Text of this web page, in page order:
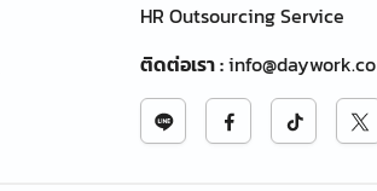
HR Outsourcing Service
ติดต่อเรา:info@daywork.co